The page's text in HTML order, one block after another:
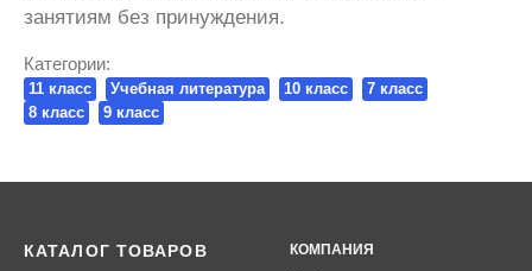
занятиям без принуждения.
Категории:
11 класс Учебная литература 10 класс
7 класс
8 класс
9 класс
КАТАЛОГ ТОВАРОВ КОМПАНИЯ